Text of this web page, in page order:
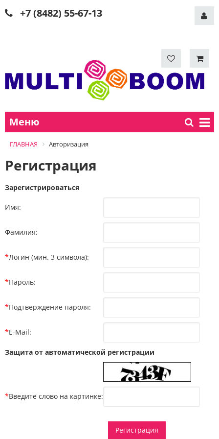
+7 (8482) 55-67-13
Меню
ГЛАВНАЯ Авторизация
Регистрация
Зарегистрироваться
Имя:
Фамилия:
*Логин (мин. 3 символа):
*Пароль:
*Подтверждение пароля:
*E-Mail:
Защита от автоматической регистрации
*Введите слово на картинке: